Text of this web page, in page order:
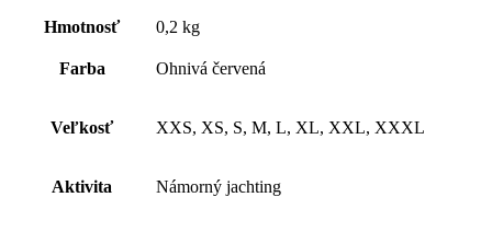
Hmotnosť 0,2 kg
Farba Ohnivá červená
Veľkosť XXS, XS, S, M, L, XL, XXL, XXXL
Aktivita Námorný jachting